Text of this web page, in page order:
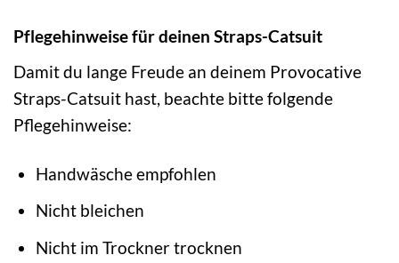
Pflegehinweise für deinen Straps-Catsuit
Damit du lange Freude an deinem Provocative
Straps-Catsuit hast, beachte bitte folgende
Pflegehinweise:
Handwäsche empfohlen
Nicht bleichen
Nicht im Trockner trocknen